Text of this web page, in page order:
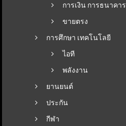
การเงิน การธนาคาร
ขายตรง
การศึกษา เทคโนโลยี
ไอที
พลังงาน
ยานยนต์
ประกัน
กีฬา